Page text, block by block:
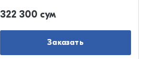
322 300 сум
Заказать